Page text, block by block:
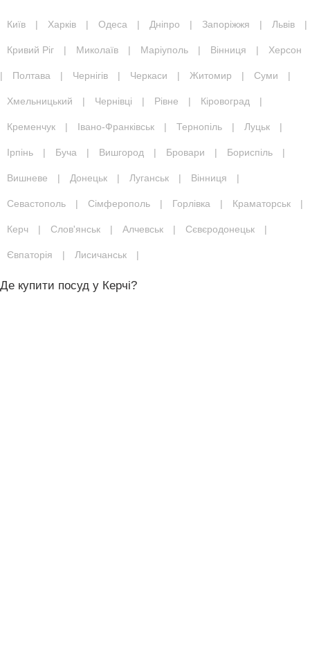
Київ | Харків | Одеса | Дніпро | Запоріжжя | Львів |
Кривий Ріг | Миколаїв | Маріуполь | Вінниця | Херсон
| Полтава | Чернігів | Черкаси | Житомир | Суми |
Хмельницький | Чернівці | Рівне | Кіровоград |
Кременчук | Івано-Франківськ | Тернопіль | Луцьк |
Ірпінь | Буча | Вишгород | Бровари | Бориспіль |
Вишневе | Донецьк | Луганськ | Вінниця |
Севастополь | Сімферополь | Горлівка | Краматорськ |
Керч | Слов'янськ | Алчевськ | Сєвєродонецьк |
Євпаторія | Лисичанськ |
Де купити посуд у Керчі?